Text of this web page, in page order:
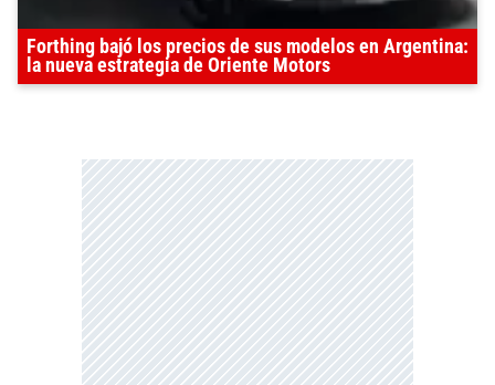
Forthing bajó los precios de sus modelos en Argentina:
la nueva estrategia de Oriente Motors